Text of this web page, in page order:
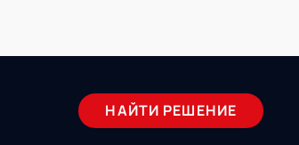
НАЙТИ РЕШЕНИЕ